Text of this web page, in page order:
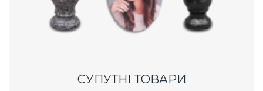
СУПУТНІ ТОВАРИ